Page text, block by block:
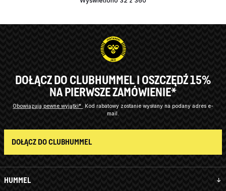
HUMMEL
DOŁĄCZ DO CLUBHUMMEL I OSZCZĘDŹ 15%
NA PIERWSZE ZAMÓWIENIE*
Obowiązują pewne wyjątki* Kod rabatowy zostanie wysłany na podany adres e-
mail.
DOŁĄCZ DO CLUBHUMMEL